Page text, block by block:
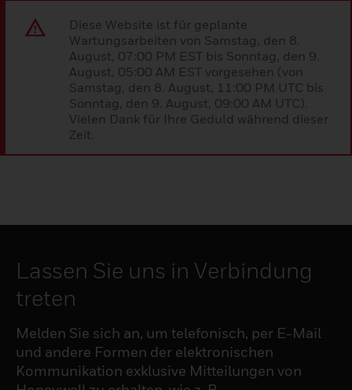
Diese Website ist für geplante
Wartungsarbeiten von Samstag, den 8.
August, 07:00 PM EST bis Sonntag, den 9.
August, 05:00 AM EST vorgesehen (von
Samstag, den 8. August, 11:00 PM UTC bis
Sonntag, den 9. August, 09:00 AM UTC).
Vielen Dank für Ihre Geduld während dieser
Zeit.
Lassen Sie uns in Verbindung
treten
Melden Sie sich an, um telefonisch, per E-Mail
und andere Formen der elektronischen
Kommunikation exklusive Mitteilungen von